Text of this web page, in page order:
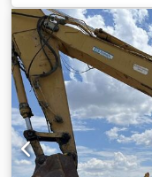
m³, Bouwjaar:2008,
0330DTGGE00850,
klaar voor gebruik.